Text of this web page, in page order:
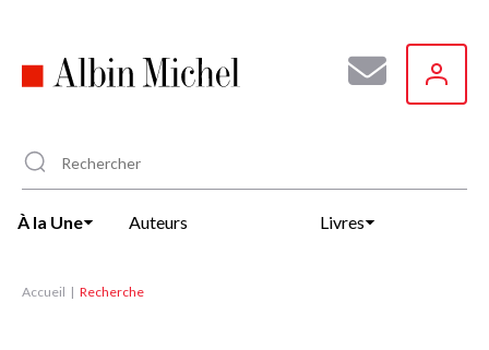
principal
À la Une Auteurs Livres
Accueil Recherche